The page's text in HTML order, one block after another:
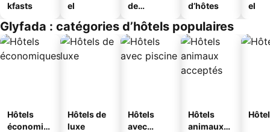
kfasts
el
de
d’hôtes
el
Glyfada : catégories d’hôtels populaires
Hôtels
économiq
Hôtels de
luxe
Hôtels
avec
Hôtels
animaux